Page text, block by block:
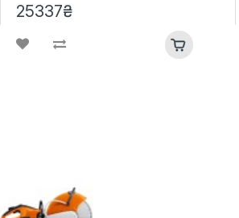
25337₴